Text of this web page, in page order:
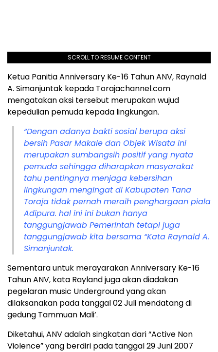
SCROLL TO RESUME CONTENT
Ketua Panitia Anniversary Ke-16 Tahun ANV, Raynald
A. Simanjuntak kepada Torajachannel.com
mengatakan aksi tersebut merupakan wujud
kepedulian pemuda kepada lingkungan.
“Dengan adanya bakti sosial berupa aksi
bersih Pasar Makale dan Objek Wisata ini
merupakan sumbangsih positif yang nyata
pemuda sehingga diharapkan masyarakat
tahu pentingnya menjaga kebersihan
lingkungan mengingat di Kabupaten Tana
Toraja tidak pernah meraih penghargaan piala
Adipura. hal ini ini bukan hanya
tanggungjawab Pemerintah tetapi juga
tanggungjawab kita bersama “Kata Raynald A.
Simanjuntak.
Sementara untuk merayarakan Anniversary Ke-16
Tahun ANV, kata Rayland juga akan diadakan
pegelaran music Underground yang akan
dilaksanakan pada tanggal 02 Juli mendatang di
gedung Tammuan Mali’.
Diketahui, ANV adalah singkatan dari “Active Non
Violence” yang berdiri pada tanggal 29 Juni 2007